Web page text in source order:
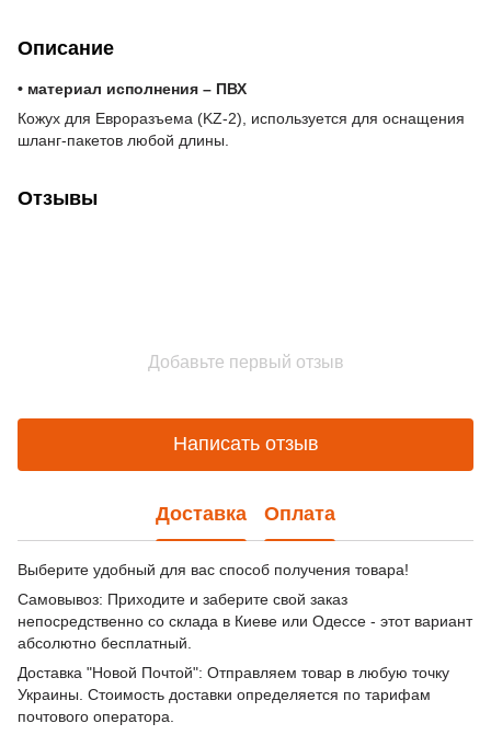
Описание
• материал исполнения – ПВХ
Кожух для Евроразъема (KZ-2), используется для оснащения
шланг-пакетов любой длины.
Отзывы
Добавьте первый отзыв
Написать отзыв
Доставка Оплата
Выберите удобный для вас способ получения товара!
Самовывоз: Приходите и заберите свой заказ
непосредственно со склада в Киеве или Одессе - этот вариант
абсолютно бесплатный.
Доставка "Новой Почтой": Отправляем товар в любую точку
Украины. Стоимость доставки определяется по тарифам
почтового оператора.